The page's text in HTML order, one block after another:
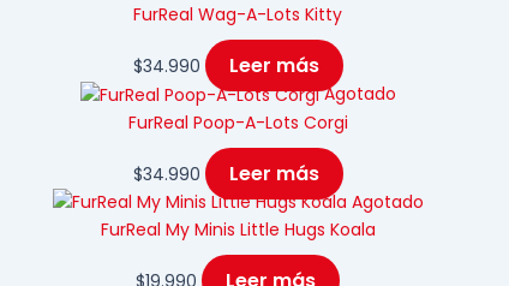
FurReal Wag-A-Lots Kitty
$34.990 Leer más
Agotado
FurReal Poop-A-Lots Corgi
$34.990 Leer más
Agotado
FurReal My Minis Little Hugs Koala